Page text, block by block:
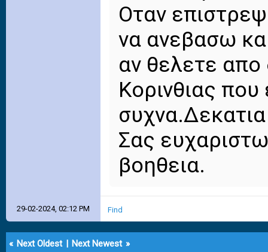
Οταν
να ανεβασω
αν θελετε
Κορινθιας
Σας
βοηθεια.
29-02-2024, 02:12 PM Find
« Next Oldest | Next Newest »